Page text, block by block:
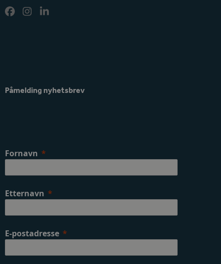
Facebook
Instagram
LinkedIn
Påmelding nyhetsbrev
Fornavn
Etternavn
E-postadresse